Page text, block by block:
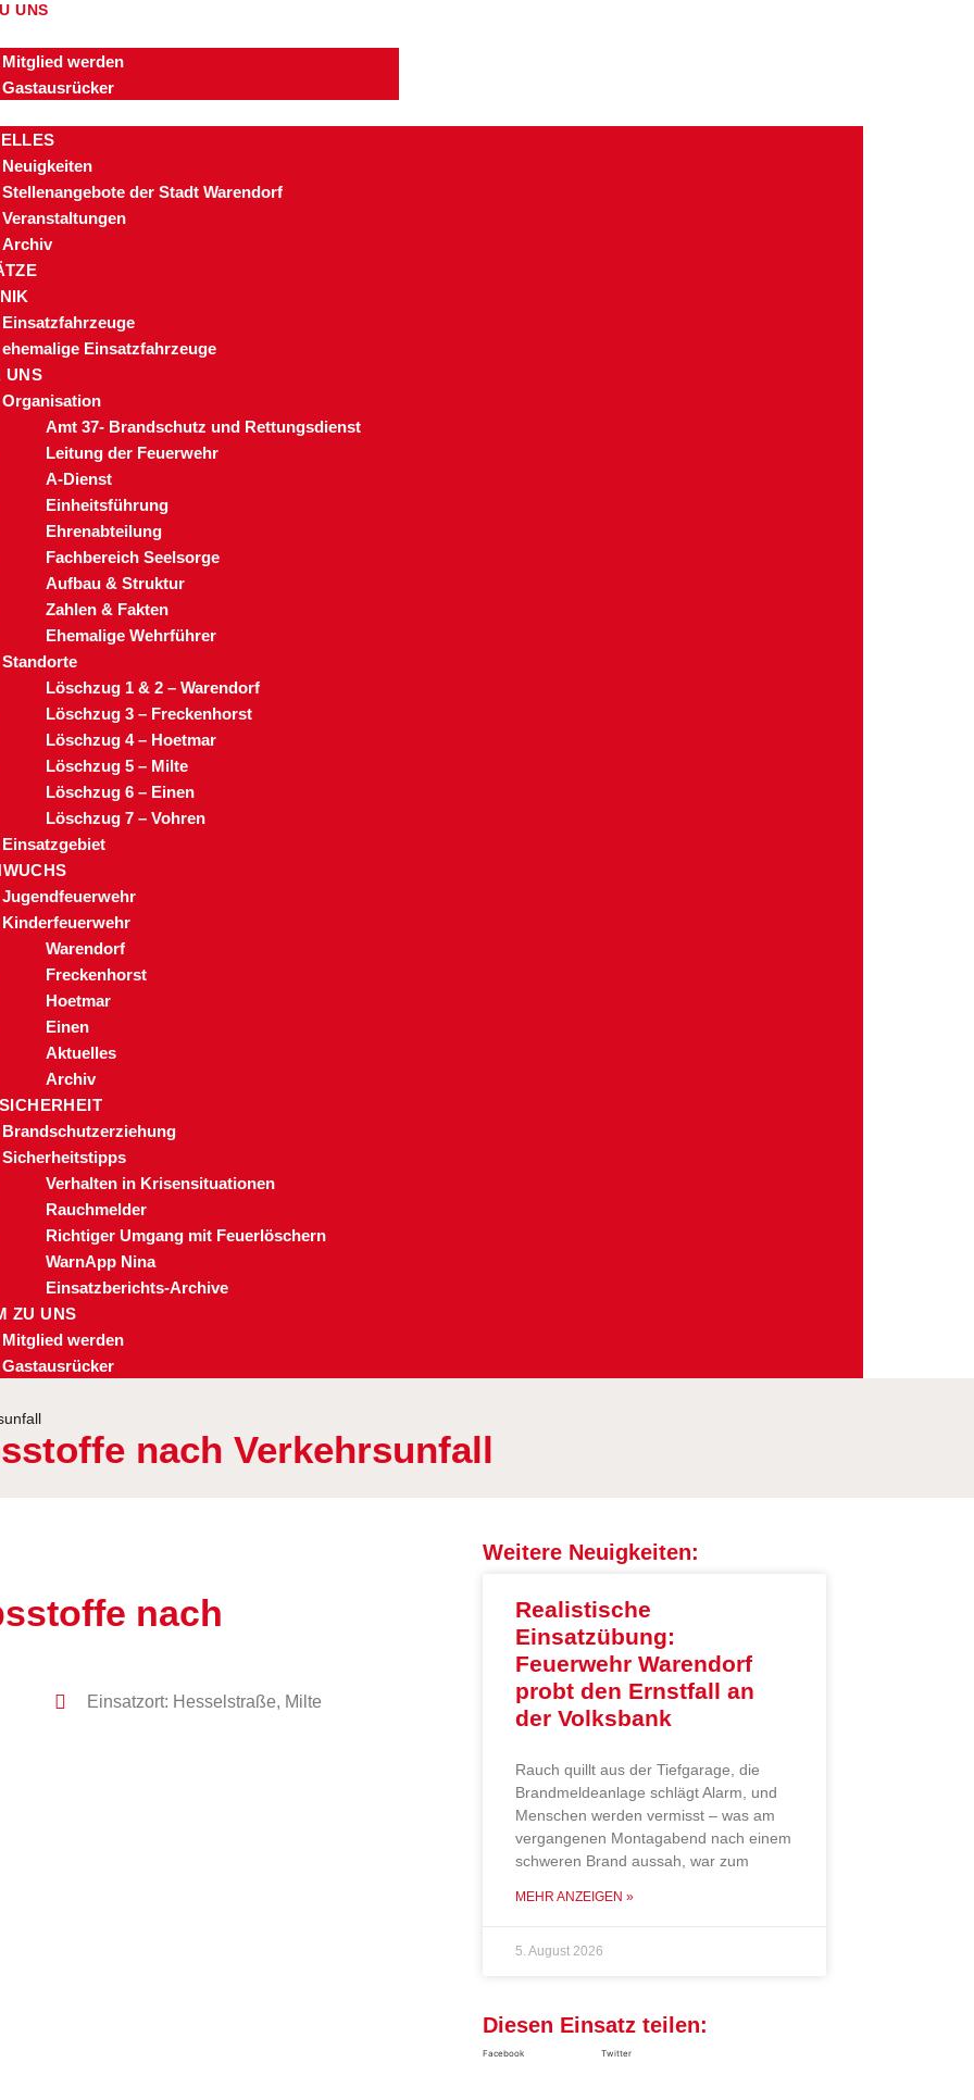
UNS
Mitglied werden
Gastausrücker
Neuigkeiten
Stellenangebote der Stadt Warendorf
Veranstaltungen
Archiv
Einsatzfahrzeuge
ehemalige Einsatzfahrzeuge
UNS
Organisation
Amt 37- Brandschutz und Rettungsdienst
Leitung der Feuerwehr
A-Dienst
Einheitsführung
Ehrenabteilung
Fachbereich Seelsorge
Aufbau & Struktur
Zahlen & Fakten
Ehemalige Wehrführer
Standorte
Löschzug 1 & 2 – Warendorf
Löschzug 3 – Freckenhorst
Löschzug 4 – Hoetmar
Löschzug 5 – Milte
Löschzug 6 – Einen
Löschzug 7 – Vohren
Einsatzgebiet
Jugendfeuerwehr
Kinderfeuerwehr
Warendorf
Freckenhorst
Hoetmar
Einen
Aktuelles
Archiv
Brandschutzerziehung
Sicherheitstipps
Verhalten in Krisensituationen
Rauchmelder
Richtiger Umgang mit Feuerlöschern
WarnApp Nina
Einsatzberichts-Archive
ZU UNS
Mitglied werden
Gastausrücker
nach Verkehrsunfall
nach
Einsatzort: Hesselstraße, Milte
Weitere Neuigkeiten:
Realistische
Einsatzübung:
Feuerwehr Warendorf
probt den Ernstfall an
der Volksbank
Rauch quillt aus der Tiefgarage, die
Brandmeldeanlage schlägt Alarm, und
Menschen werden vermisst – was am
vergangenen Montagabend nach einem
schweren Brand aussah, war zum
MEHR ANZEIGEN »
5. August 2026
Diesen Einsatz teilen:
Facebook Twitter